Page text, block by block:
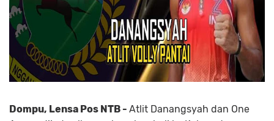
Dompu, Lensa Pos NTB - Atlit Danangsyah dan One